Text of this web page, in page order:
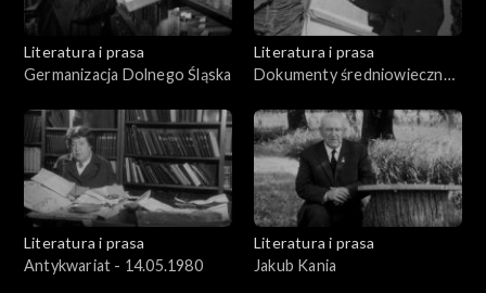
Literatura i prasa
Germanizacja Dolnego Śląska
Literatura i prasa
Dokumenty średniowieczne i
Literatura i prasa
Antykwariat - 14.05.1980
Literatura i prasa
Jakub Kania